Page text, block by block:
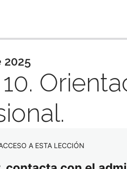
A ESTA LECCIÓN